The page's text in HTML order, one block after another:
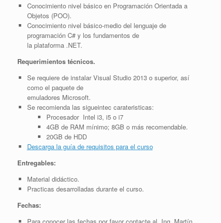
Conocimiento nivel básico en Programación Orientada a
Objetos (POO).
Conocimiento nivel básico-medio del lenguaje de
programación C# y los fundamentos de
la plataforma .NET.
Requerimientos técnicos.
Se requiere de instalar Visual Studio 2013 o superior, así
como el paquete de
emuladores Microsoft.
Se recomienda las sigueintec carateristicas:
Procesador Intel i3, i5 o i7
4GB de RAM mínimo; 8GB o más recomendable.
20GB de HDD
Descarga la guía de requisitos para el curso
Entregables:
Material didáctico.
Practicas desarrolladas durante el curso.
Fechas:
Para conocer las fechas por favor contacte al Ing. Martín